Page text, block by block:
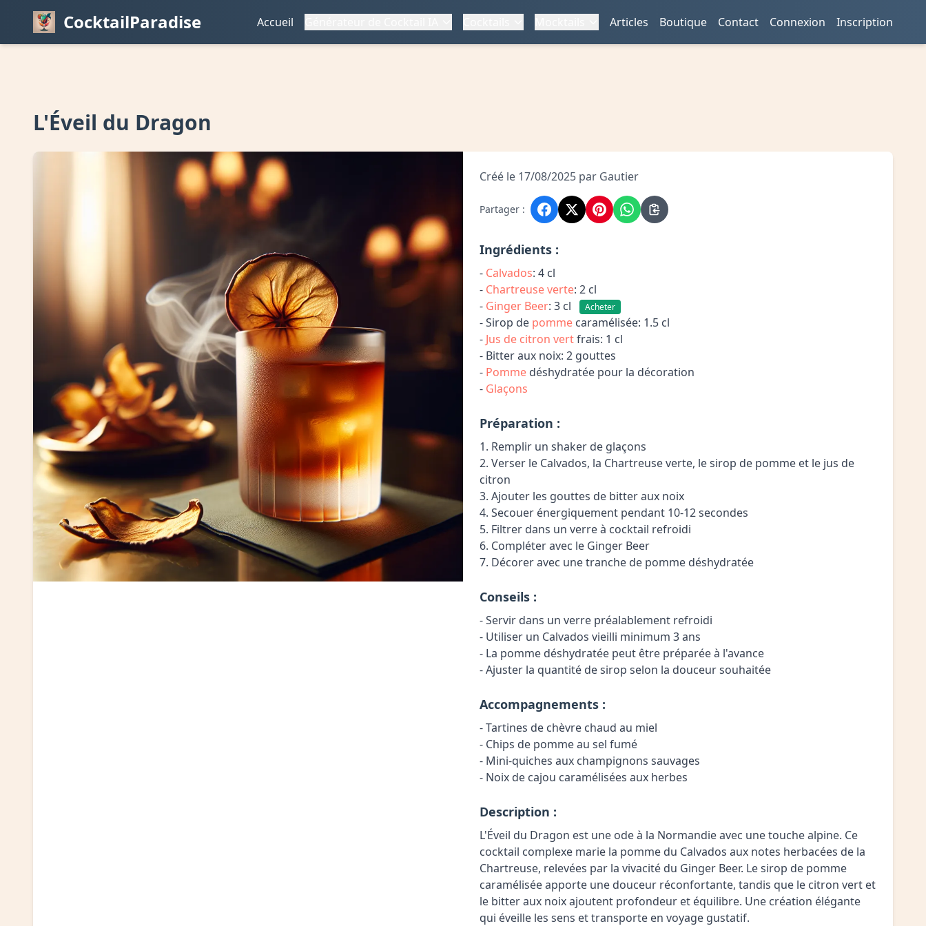
CocktailParadise Accueil Articles Boutique Contact Connexion Inscription
L'Éveil du Dragon
Créé le 17/08/2025 par Gautier
Partager :
Ingrédients :
- Calvados: 4 cl
- Chartreuse verte: 2 cl
- Ginger Beer: 3 cl Acheter
- Sirop de pomme caramélisée: 1.5 cl
- Jus de citron vertfrais: 1 cl
- Bitter aux noix: 2 gouttes
- Pomme déshydratée pour la décoration
- Glaçons
Préparation :
1. Remplir un shaker de glaçons
2. Verser le Calvados, la Chartreuse verte, le sirop de pomme et le jus de
citron
3. Ajouter les gouttes de bitter aux noix
4. Secouer énergiquement pendant 10-12 secondes
5. Filtrer dans un verre à cocktail refroidi
6. Compléter avec le Ginger Beer
7. Décorer avec une tranche de pomme déshydratée
Conseils :
- Servir dans un verre préalablement refroidi
- Utiliser un Calvados vieilli minimum 3 ans
- La pomme déshydratée peut être préparée à l'avance
- Ajuster la quantité de sirop selon la douceur souhaitée
Accompagnements :
- Tartines de chèvre chaud au miel
- Chips de pomme au sel fumé
- Mini-quiches aux champignons sauvages
- Noix de cajou caramélisées aux herbes
Description :
L'Éveil du Dragon est une ode à la Normandie avec une touche alpine. Ce
cocktail complexe marie la pomme du Calvados aux notes herbacées de la
Chartreuse, relevées par la vivacité du Ginger Beer. Le sirop de pomme
caramélisée apporte une douceur réconfortante, tandis que le citron vert et
le bitter aux noix ajoutent profondeur et équilibre. Une création élégante
qui éveille les sens et transporte en voyage gustatif.